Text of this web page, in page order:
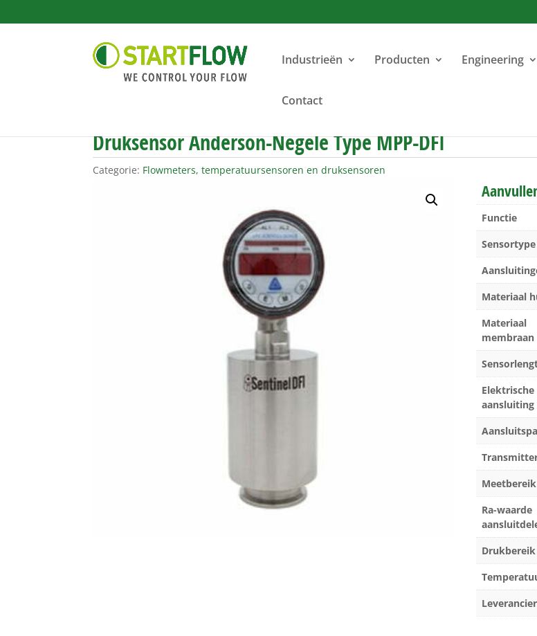
Industrieën Producten Engineering
Contact
Druksensor Anderson-Negele Type MPP-DFI
Categorie: Flowmeters, temperatuursensoren en druksensoren
Functie
Sensortype
Materiaal
Materiaal
membraan
Elektrische
aansluiting
Meetbereik
Ra-waarde
Drukbereik
Leverancier